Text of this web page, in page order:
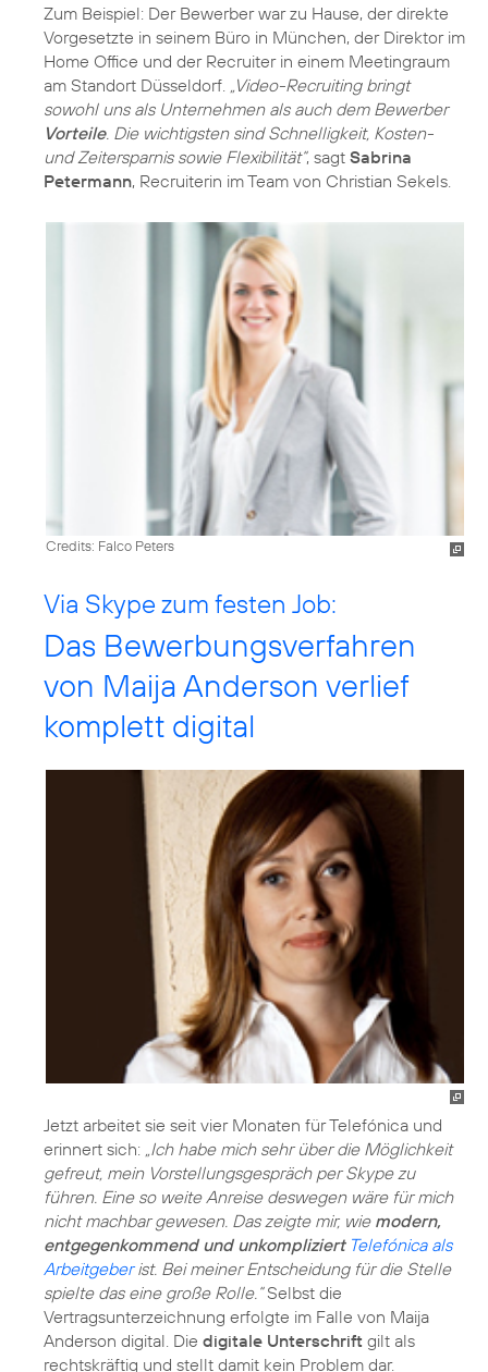
Zum Beispiel: Der Bewerber war zu Hause, der direkte
Vorgesetzte in seinem Büro in München, der Direktor im
Home Office und der Recruiter in einem Meetingraum
am Standort Düsseldorf.
„Video-Recruiting bringt
sowohl uns als Unternehmen als auch dem Bewerber
Vorteile. Die wichtigsten sind Schnelligkeit, Kosten-
und Zeitersparnis sowie Flexibilität“, sagt Sabrina
Petermann, Recruiterin im Team von Christian Sekels.
Credits: Falco Peters
Via Skype zum festen Job:
Das Bewerbungsverfahren
von Maija Anderson verlief
komplett digital
Jetzt arbeitet sie seit vier Monaten für Telefónica und
erinnert sich: „Ich habe mich sehr über die Möglichkeit
gefreut, mein Vorstellungsgespräch per Skype zu
führen. Eine so weite Anreise deswegen wäre für mich
nicht machbar gewesen. Das zeigte mir, wie modern,
entgegenkommend und unkompliziert Telefónica als
Arbeitgeberist. Bei meiner Entscheidung für die Stelle
spielte das eine große Rolle.“Selbst die
Vertragsunterzeichnung erfolgte im Falle von Maija
Anderson digital. Die digitale Unterschrift gilt als
rechtskräftig und stellt damit kein Problem dar.